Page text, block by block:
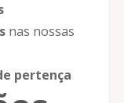
nas nossas
pertença